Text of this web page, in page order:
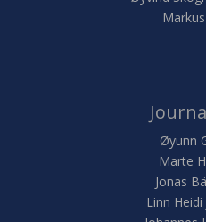
Øyunn
Marte
Jonas
Linn Heidi